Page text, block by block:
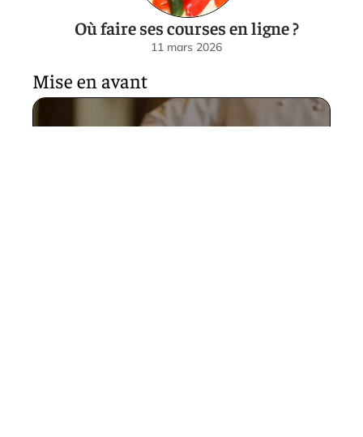
Où faire ses courses en ligne ?
11 mars 2026
Mise en avant